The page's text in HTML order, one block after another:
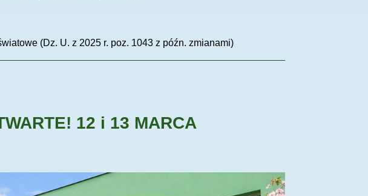
(Dz. U. z 2025 r. poz. 1043 z późn. zmianami)
12 i 13 MARCA